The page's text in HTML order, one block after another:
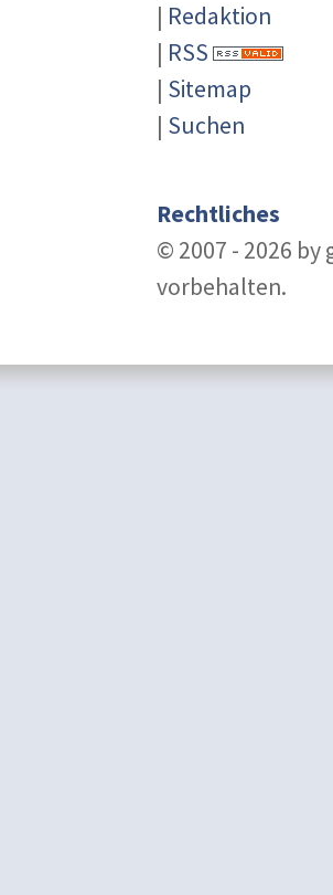
| Redaktion
| RSS
| Sitemap
| Suchen
Rechtliches
© 2007 - 2026 by
vorbehalten.